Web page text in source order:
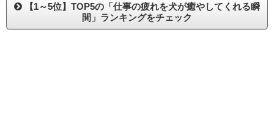
【1～5位】TOP5の「仕事の疲れを犬が癒やしてくれる瞬
間」ランキングをチェック